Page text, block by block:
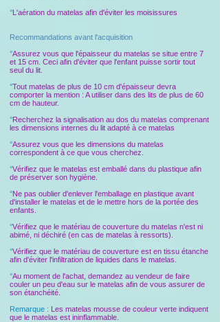
°L'aération du matelas afin d'éviter les moisissures
Recommandations avant l'acquisition
°Assurez vous que l'épaisseur du matelas se situe entre 7
et 15 cm. Ceci afin d'éviter que l'enfant puisse sortir tout
seul du lit.
°Tout matelas de plus de 10 cm d'épaisseur devra
comporter la mention : A utiliser dans des lits de plus de 60
cm de hauteur.
°Recherchez la signalisation au dos du matelas comprenant
les dimensions internes du lit adapté à ce matelas
°Assurez vous que les dimensions du matelas
correspondent à ce que vous cherchez.
°Vérifiez que le matelas est emballé dans du plastique afin
de préserver son hygiène.
°Ne pas oublier d'enlever l'emballage en plastique avant
d'installer le matelas et de le mettre hors de la portée des
enfants.
°Vérifiez que le matériau de couverture du matelas n'est ni
abimé, ni déchiré (en cas de matelas à ressorts).
°Vérifiez que le matériau de couverture est en tissu étanche
afin d'éviter l'infiltration de liquides dans le matelas.
°Au moment de l'achat, demandez au vendeur de faire
couler un peu d'eau sur le matelas afin de vous assurer de
son étanchéité.
Remarque : Les matelas mousse de couleur verte indiquent
que le matelas est ininflammable.